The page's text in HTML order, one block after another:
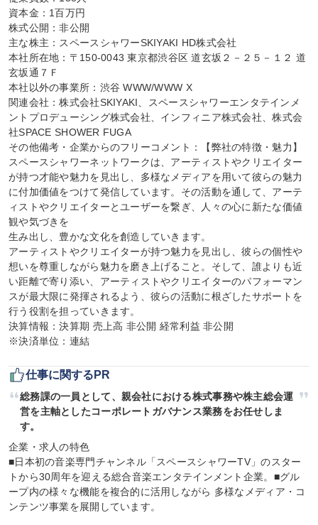
資本金：1百万円
株式公開：非公開
主な株主：スペースシャワーSKIYAKI HD株式会社
本社所在地：〒150-0043 東京都渋谷区 道玄坂２－２５－１２ 道
玄坂通７Ｆ
本社以外の事業所：渋谷 WWW/WWW X
関連会社：株式会社SKIYAKI、スペースシャワーエンタテインメ
ントプロデューシング株式会社、インフィニア株式会社、株式会
社SPACE SHOWER FUGA
その他備考・企業からのフリーコメント：【弊社の特徴・魅力】
スペースシャワーネットワークは、アーティストやクリエイター
が持つ才能や魅力を見出し、多様なメディアを用いて彼らの魅力
に付加価値をつけて発信しています。その活動を通して、アーテ
ィストやクリエイターとユーザーを繋ぎ、人々の心に新たな価値
観や気づきを
生み出し、豊かな文化を創造していきます。
アーティストやクリエイターが持つ魅力を見出し、彼らの個性や
想いを尊重しながら魅力を磨き上げること。そして、誰よりも近
い距離で寄り添い、アーティストやクリエイターのパフォーマン
スが最大限に発揮されるよう、彼らの活動に根ざしたサポートを
行う役割を担っていきます。
決算情報：決算期 売上高 非公開 経常利益 非公開
※決済単位：連結
仕事に関するPR
総務課の一員として、親会社における株式事務や株主総会運
営を主軸としたコーポレートガバナンス業務をお任せしま
す。
企業・求人の特色
■日本初の音楽専門チャンネル「スペースシャワーTV」のスター
トから30周年を迎える総合音楽エンタテインメント企業。■グル
ープ内の様々な機能を複合的に活用しながら 多様なメディア・コ
ンテンツ事業を展開しています。